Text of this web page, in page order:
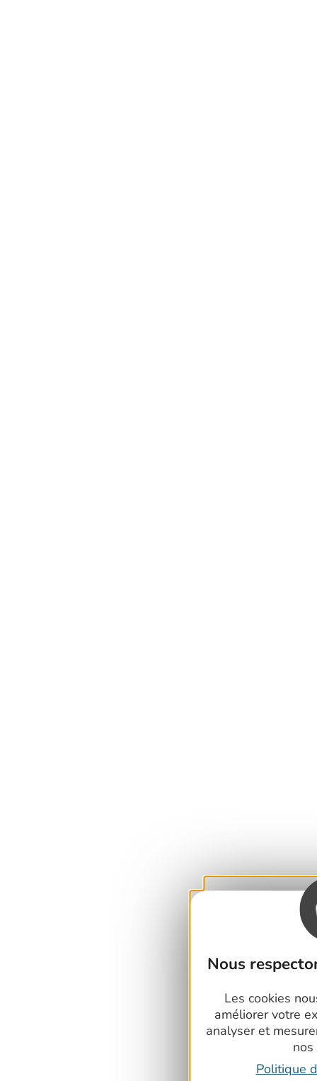
Nous
Les cookies
améliorer votre
analyser et
nos
Politique